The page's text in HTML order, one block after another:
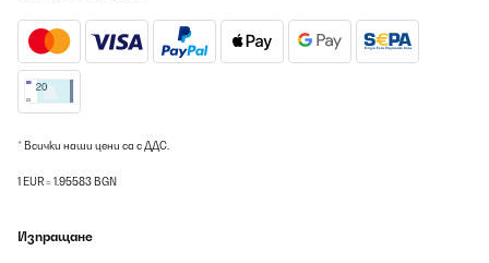
* Всички наши цени са с ДДС.
1 EUR = 1.95583 BGN
Изпращане